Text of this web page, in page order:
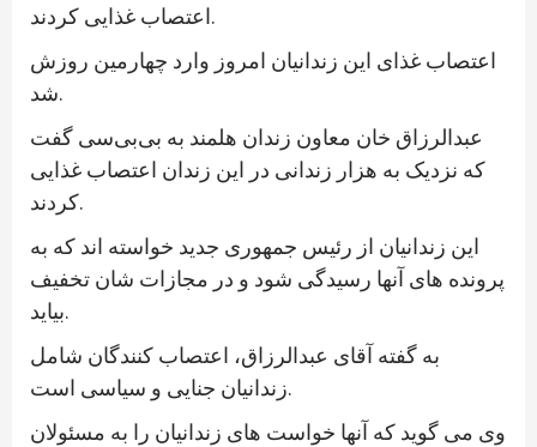
اعتصاب غذایی کردند.
اعتصاب غذای این زندانیان امروز وارد چهارمین روزش
شد.
عبدالرزاق خان معاون زندان هلمند به بی‌بی‌سی گفت
که نزدیک به هزار زندانی در این زندان اعتصاب غذایی
کردند.
این زندانیان از رئیس جمهوری جدید خواسته اند که به
پرونده های آنها رسیدگی شود و در مجازات شان تخفیف
بیاید.
به گفته آقای عبدالرزاق، اعتصاب کنندگان شامل
زندانیان جنایی و سیاسی است.
وی می گوید که آنها خواست های زندانیان را به مسئولان